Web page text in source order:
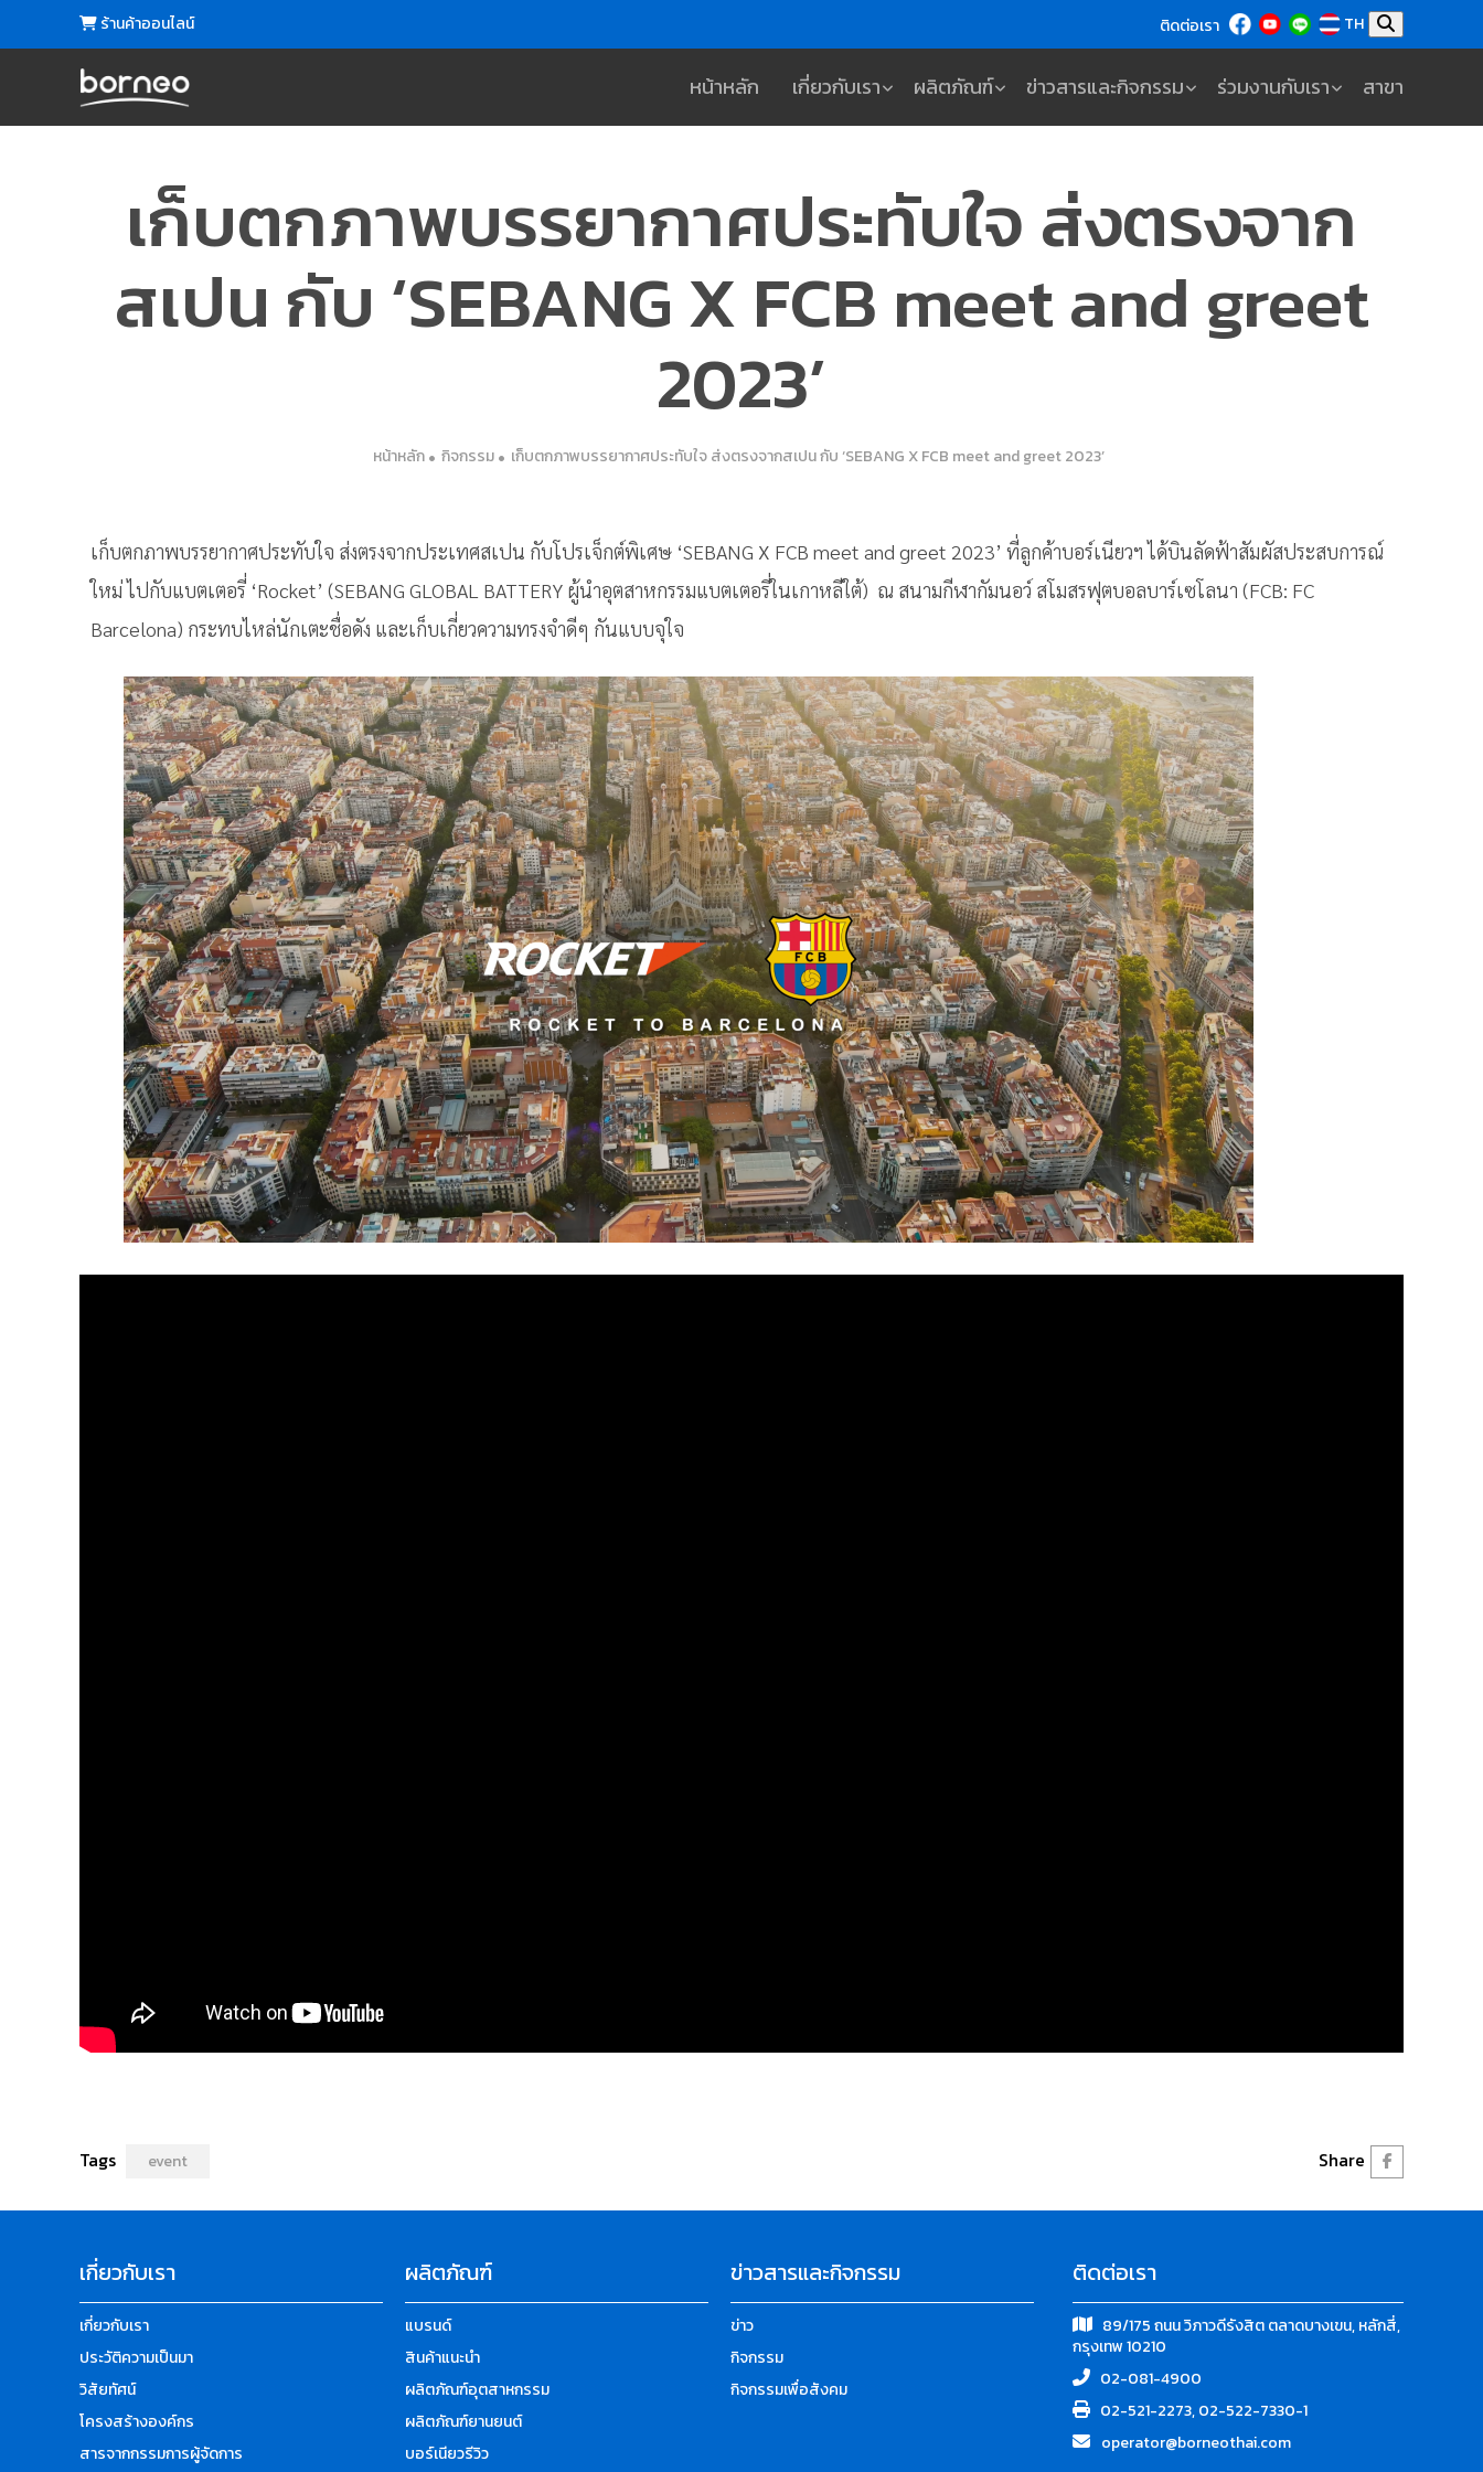
ร้านค้าออนไลน์ ติดต่อเรา TH
หน้าหลัก เกี่ยวกับเรา ผลิตภัณฑ์ ข่าวสารและกิจกรรม ร่วมงานกับเรา สาขา
เก็บตกภาพบรรยากาศประทับใจ ส่งตรงจาก
สเปน กับ ‘SEBANG X FCB meet and greet
2023’
หน้าหลัก กิจกรรม เก็บตกภาพบรรยากาศประทับใจ ส่งตรงจากสเปน กับ ‘SEBANG X FCB meet and greet 2023’
เก็บตกภาพบรรยากาศประทับใจ ส่งตรงจากประเทศสเปน กับโปรเจ็กต์พิเศษ ‘SEBANG X FCB meet and greet 2023’ ที่ลูกค้าบอร์เนียวฯ ได้บินลัดฟ้าสัมผัสประสบการณ์
ใหม่ ไปกับแบตเตอรี่ ‘Rocket’ (SEBANG GLOBAL BATTERY ผู้นำอุตสาหกรรมแบตเตอรี่ในเกาหลีใต้) ณ สนามกีฬากัมนอว์ สโมสรฟุตบอลบาร์เซโลนา (FCB: FC
Barcelona) กระทบไหล่นักเตะชื่อดัง และเก็บเกี่ยวความทรงจำดีๆ กันแบบจุใจ
Tags event Share
เกี่ยวกับเรา
เกี่ยวกับเรา
ประวัติความเป็นมา
วิสัยทัศน์
โครงสร้างองค์กร
สารจากกรรมการผู้จัดการ
ผลิตภัณฑ์
แบรนด์
สินค้าแนะนำ
ผลิตภัณฑ์อุตสาหกรรม
ผลิตภัณฑ์ยานยนต์
บอร์เนียวรีวิว
ข่าวสารและกิจกรรม
ข่าว
กิจกรรม
กิจกรรมเพื่อสังคม
ติดต่อเรา
89/175 ถนน วิภาวดีรังสิต ตลาดบางเขน, หลักสี่,
กรุงเทพ 10210
02-081-4900
02-521-2273, 02-522-7330-1
operator@borneothai.com